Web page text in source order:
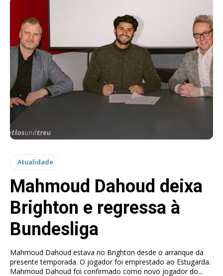
Atualidade
Mahmoud Dahoud deixa
Brighton e regressa à
Bundesliga
Mahmoud Dahoud estava no Brighton desde o arranque da
presente temporada. O jogador foi emprestado ao Estugarda.
Mahmoud Dahoud foi confirmado como novo jogador do...